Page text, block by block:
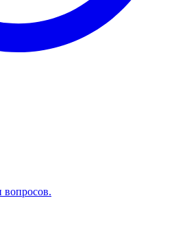
вопросов.